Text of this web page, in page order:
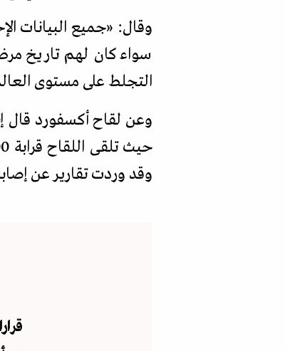
وقال: «جميع البيانات
سواء كان لهم تاريخ
التجلط على مستوى العالم ثلاثة
وعن لقاح أكسفورد قال
وقد وردت تقارير عن إصابة 37 حالة فقط بجلطات أو تخثر في